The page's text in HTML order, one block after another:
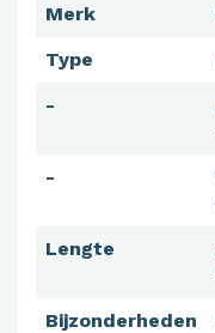
Merk
Type
-
-
Lengte
Bijzonderheden